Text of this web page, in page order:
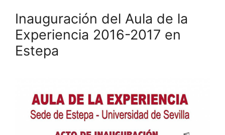
Inauguración del Aula de la
Experiencia 2016-2017 en
Estepa